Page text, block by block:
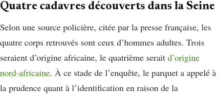
Quatre cadavres découverts dans la Seine
Selon une source policière, citée par la presse française, les
quatre corps retrouvés sont ceux d’hommes adultes. Trois
seraient d’origine africaine, le quatrième serait d’origine
nord-africaine. À ce stade de l’enquête, le parquet a appelé à
la prudence quant à l’identification en raison de la